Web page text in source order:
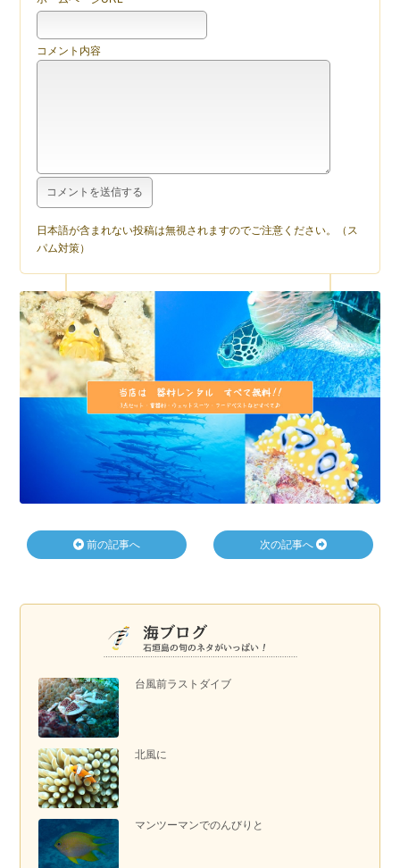
台風前ラストダイブ
北風に
マンツーマンでのんびりと
コメント内容
日本語が含まれない投稿は無視されますのでご注意ください。（ス
パム対策）
前の記事へ 次の記事へ